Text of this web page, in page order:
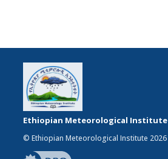
Ethiopian Meteorological Institute
© Ethiopian Meteorological Institute 2026